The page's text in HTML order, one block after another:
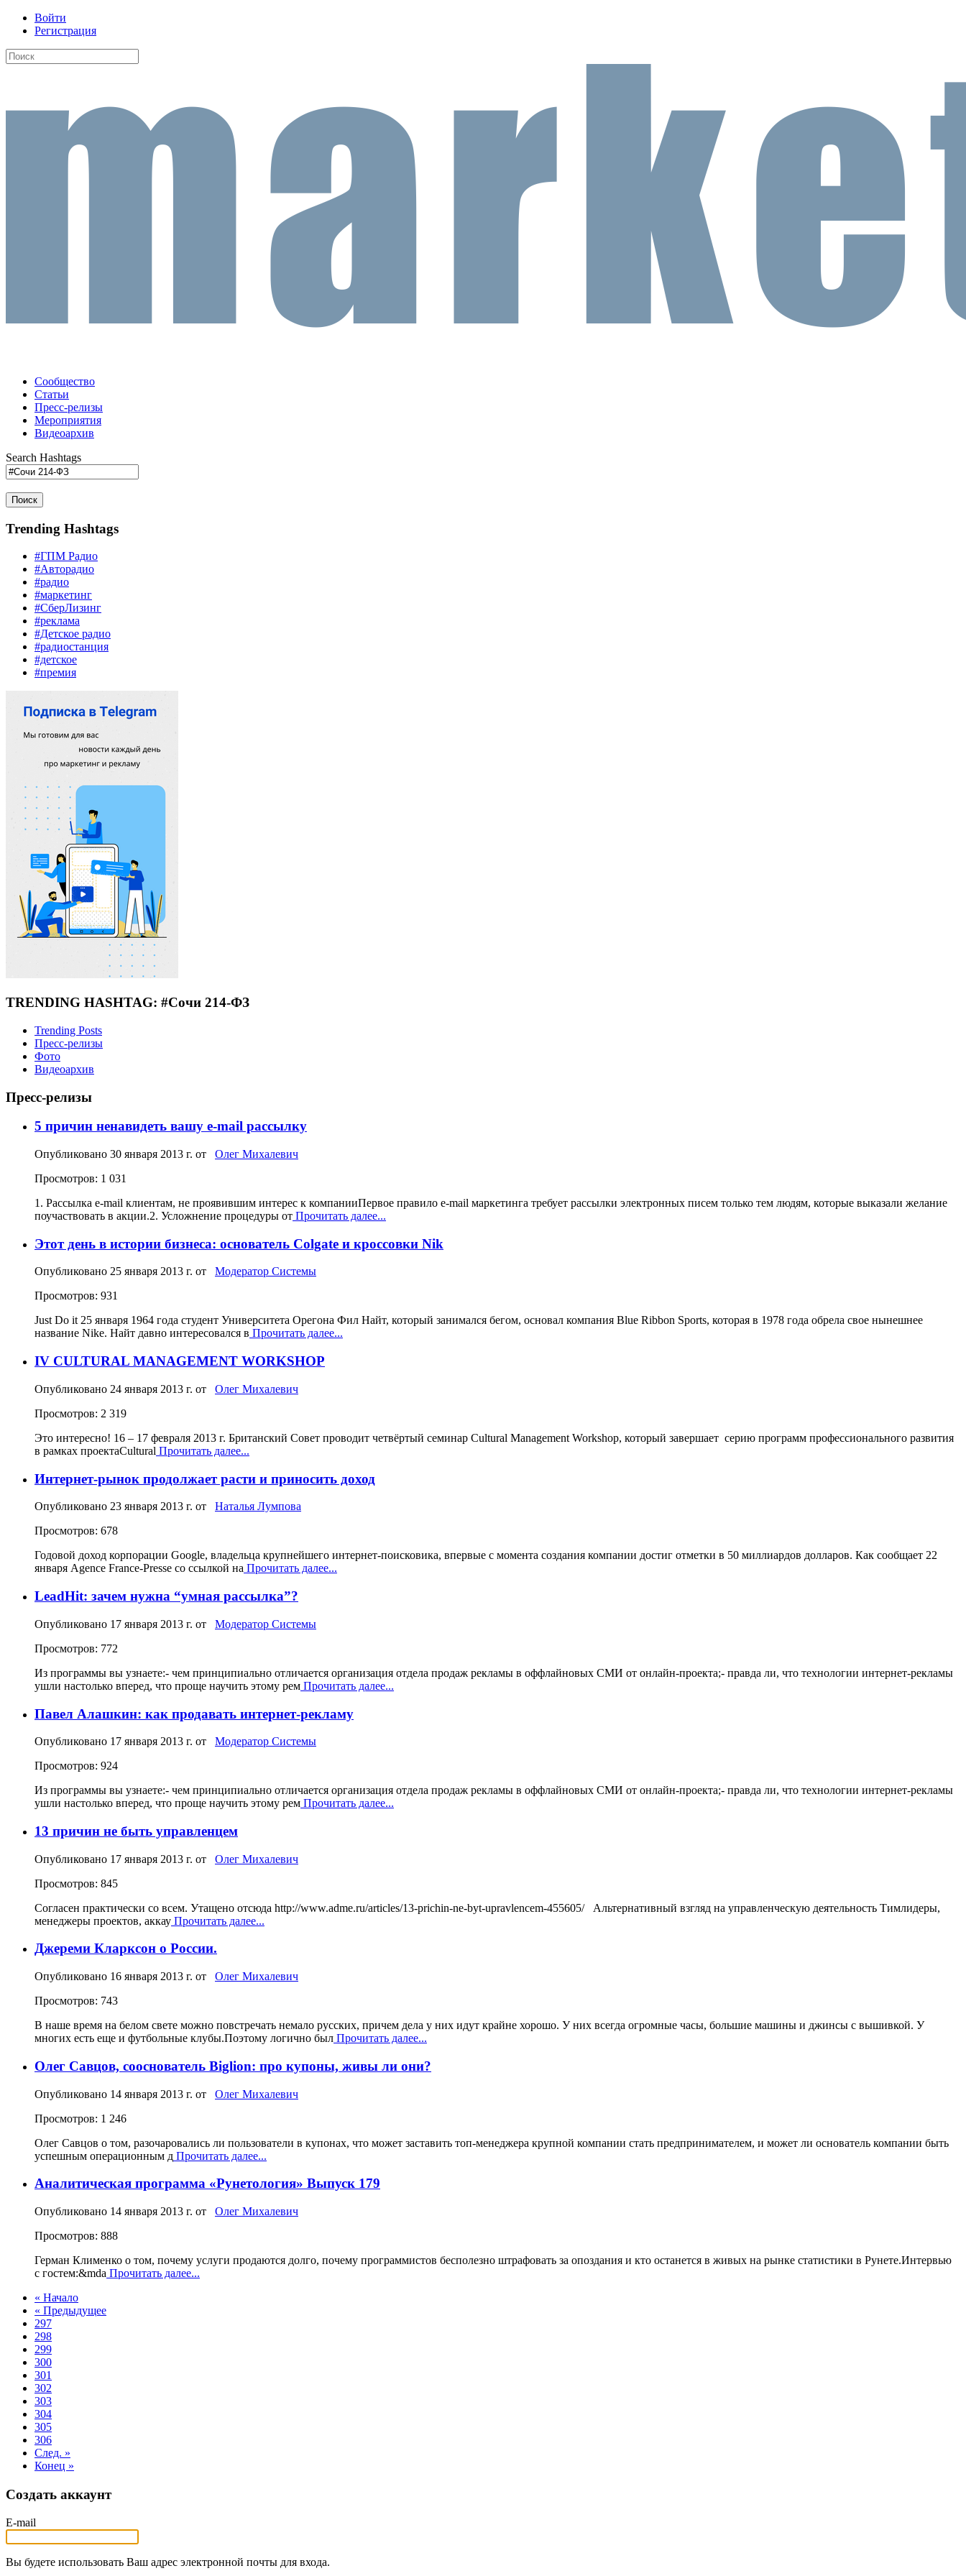
Войти
Регистрация
Сообщество
Статьи
Пресс-релизы
Мероприятия
Видеоархив
Search Hashtags
Поиск
Trending Hashtags
#ГПМ Радио
#Авторадио
#радио
#маркетинг
#СберЛизинг
#реклама
#Детское радио
#радиостанция
#детское
#премия
TRENDING HASHTAG: #Сочи 214-ФЗ
Trending Posts
Пресс-релизы
Фото
Видеоархив
Пресс-релизы
5 причин ненавидеть вашу e-mail рассылку
Опубликовано 30 января 2013 г. от Олег Михалевич
Просмотров: 1 031
1. Рассылка e-mail клиентам, не проявившим интерес к компанииПервое правило e-mail маркетинга требует рассылки электронных писем только тем людям, которые выказали желание
поучаствовать в акции.2. Усложнение процедуры от Прочитать далее...
Этот день в истории бизнеса: основатель Colgate и кроссовки Nik
Опубликовано 25 января 2013 г. от Модератор Системы
Просмотров: 931
Just Do it 25 января 1964 года студент Университета Орегона Фил Найт, который занимался бегом, основал компания Blue Ribbon Sports, которая в 1978 года обрела свое нынешнее
название Nike. Найт давно интересовался в Прочитать далее...
IV CULTURAL MANAGEMENT WORKSHOP
Опубликовано 24 января 2013 г. от Олег Михалевич
Просмотров: 2 319
Это интересно! 16 – 17 февраля 2013 г. Британский Совет проводит четвёртый семинар Cultural Management Workshop, который завершает серию программ профессионального развития
в рамках проектаCultural Прочитать далее...
Интернет-рынок продолжает расти и приносить доход
Опубликовано 23 января 2013 г. от Наталья Лумпова
Просмотров: 678
Годовой доход корпорации Google, владельца крупнейшего интернет-поисковика, впервые с момента создания компании достиг отметки в 50 миллиардов долларов. Как сообщает 22
января Agence France-Presse со ссылкой на Прочитать далее...
LeadHit: зачем нужна “умная рассылка”?
Опубликовано 17 января 2013 г. от Модератор Системы
Просмотров: 772
Из программы вы узнаете:- чем принципиально отличается организация отдела продаж рекламы в оффлайновых СМИ от онлайн-проекта;- правда ли, что технологии интернет-рекламы
ушли настолько вперед, что проще научить этому рем Прочитать далее...
Павел Алашкин: как продавать интернет-рекламу
Опубликовано 17 января 2013 г. от Модератор Системы
Просмотров: 924
Из программы вы узнаете:- чем принципиально отличается организация отдела продаж рекламы в оффлайновых СМИ от онлайн-проекта;- правда ли, что технологии интернет-рекламы
ушли настолько вперед, что проще научить этому рем Прочитать далее...
13 причин не быть управленцем
Опубликовано 17 января 2013 г. от Олег Михалевич
Просмотров: 845
Согласен практически со всем. Утащено отсюда http://www.adme.ru/articles/13-prichin-ne-byt-upravlencem-455605/ Альтернативный взгляд на управленческую деятельность Тимлидеры,
менеджеры проектов, аккау Прочитать далее...
Джереми Кларксон о России.
Опубликовано 16 января 2013 г. от Олег Михалевич
Просмотров: 743
В наше время на белом свете можно повстречать немало русских, причем дела у них идут крайне хорошо. У них всегда огромные часы, большие машины и джинсы с вышивкой. У
многих есть еще и футбольные клубы.Поэтому логично был Прочитать далее...
Олег Савцов, сооснователь Biglion: про купоны, живы ли они?
Опубликовано 14 января 2013 г. от Олег Михалевич
Просмотров: 1 246
Олег Савцов о том, разочаровались ли пользователи в купонах, что может заставить топ-менеджера крупной компании стать предпринимателем, и может ли основатель компании быть
успешным операционным д Прочитать далее...
Аналитическая программа «Рунетология» Выпуск 179
Опубликовано 14 января 2013 г. от Олег Михалевич
Просмотров: 888
Герман Клименко о том, почему услуги продаются долго, почему программистов бесполезно штрафовать за опоздания и кто останется в живых на рынке статистики в Рунете.Интервью
с гостем:&mda Прочитать далее...
« Начало
« Предыдущее
297
298
299
300
301
302
303
304
305
306
След. »
Конец »
Создать аккаунт
E-mail
Вы будете использовать Ваш адрес электронной почты для входа.